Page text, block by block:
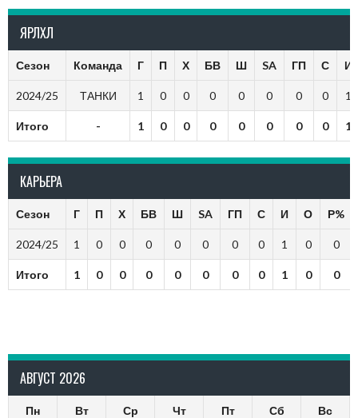
ЯРЛХЛ
Сезон Команда Г П Х БВ Ш SA ГП С И
2024/25 ТАНКИ 1 0 0 0 0 0 0 0 1
Итого - 1 0 0 0 0 0 0 0 1
КАРЬЕРА
Сезон Г П Х БВ Ш SA ГП С И О Р%
2024/25 1 0 0 0 0 0 0 0 1 0 0
Итого 1 0 0 0 0 0 0 0 1 0 0
АВГУСТ 2026
Пн Вт Ср Чт Пт Сб Вс